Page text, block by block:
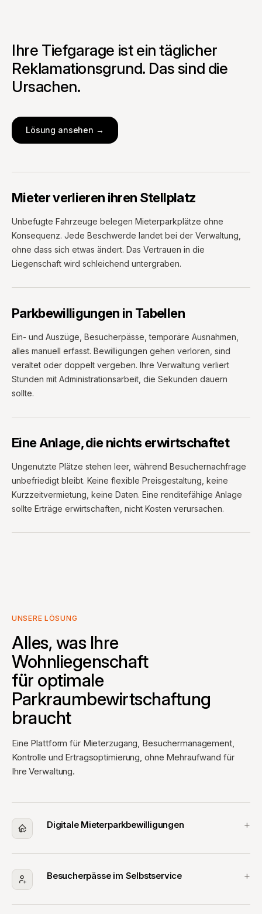
Ihre Tiefgarage ist ein täglicher
Reklamationsgrund. Das sind die
Ursachen.
Lösung ansehen →
Mieter verlieren ihren Stellplatz
Unbefugte Fahrzeuge belegen Mieterparkplätze ohne
Konsequenz. Jede Beschwerde landet bei der Verwaltung,
ohne dass sich etwas ändert. Das Vertrauen in die
Liegenschaft wird schleichend untergraben.
Parkbewilligungen in Tabellen
Ein- und Auszüge, Besucherpässe, temporäre Ausnahmen,
alles manuell erfasst. Bewilligungen gehen verloren, sind
veraltet oder doppelt vergeben. Ihre Verwaltung verliert
Stunden mit Administrationsarbeit, die Sekunden dauern
sollte.
Eine Anlage, die nichts erwirtschaftet
Ungenutzte Plätze stehen leer, während Besuchernachfrage
unbefriedigt bleibt. Keine flexible Preisgestaltung, keine
Kurzzeitvermietung, keine Daten. Eine renditefähige Anlage
sollte Erträge erwirtschaften, nicht Kosten verursachen.
UNSERE LÖSUNG
Alles, was Ihre
Wohnliegenschaft
für optimale
Parkraumbewirtschaftung
braucht
Eine Plattform für Mieterzugang, Besuchermanagement,
Kontrolle und Ertragsoptimierung, ohne Mehraufwand für
Ihre Verwaltung.
Digitale Mieterparkbewilligungen
Besucherpässe im Selbstservice